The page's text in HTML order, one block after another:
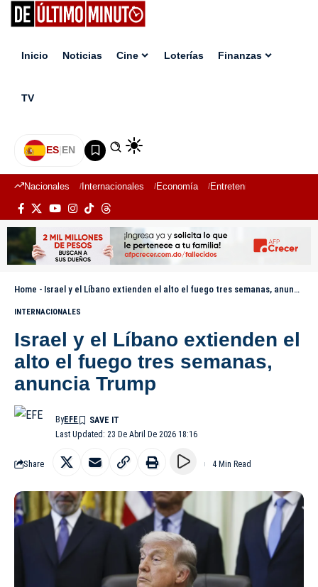
Inicio Noticias Cine Loterías Finanzas
TV
ES|EN
Nacionales Internacionales Economía Entretenimiento
Home - Israel y el Líbano extienden el alto el fuego tres semanas, anuncia Trump
INTERNACIONALES
Israel y el Líbano extienden el
alto el fuego tres semanas,
anuncia Trump
Last Updated: 23 De Abril De 2026 18:16
ByEFE
Share 4 Min Read